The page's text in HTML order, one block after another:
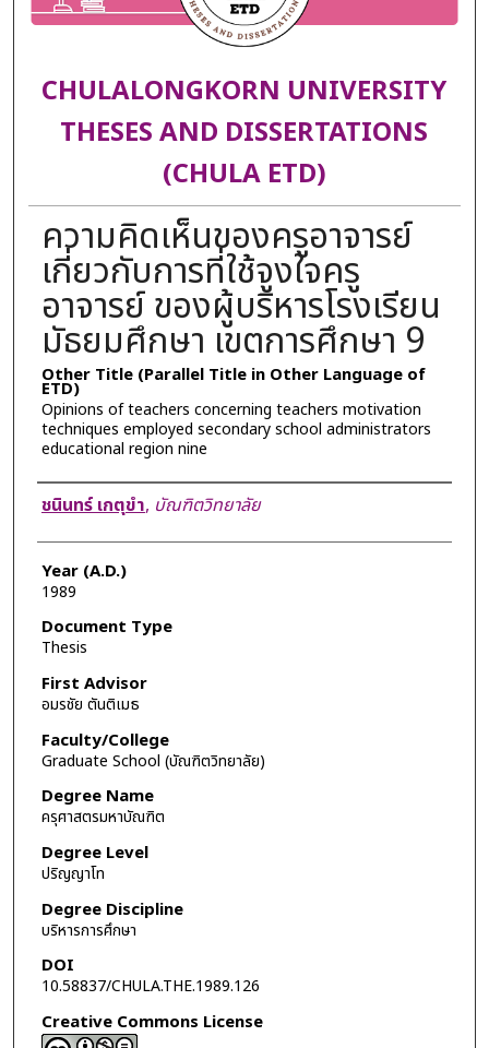
CHULALONGKORN UNIVERSITY
THESES AND DISSERTATIONS
(CHULA ETD)
ความคิดเห็นของครูอาจารย์
เกี่ยวกับการที่ใช้จูงใจครู
อาจารย์ ของผู้บริหารโรงเรียน
มัธยมศึกษา เขตการศึกษา 9
Other Title (Parallel Title in Other Language of
ETD)
Opinions of teachers concerning teachers motivation
techniques employed secondary school administrators
educational region nine
Author
ชนินทร์ เกตุขำ, บัณฑิตวิทยาลัย
Year (A.D.)
1989
Document Type
Thesis
First Advisor
อมรชัย ตันติเมธ
Faculty/College
Graduate School (บัณฑิตวิทยาลัย)
Degree Name
ครุศาสตรมหาบัณฑิต
Degree Level
ปริญญาโท
Degree Discipline
บริหารการศึกษา
DOI
10.58837/CHULA.THE.1989.126
Creative Commons License